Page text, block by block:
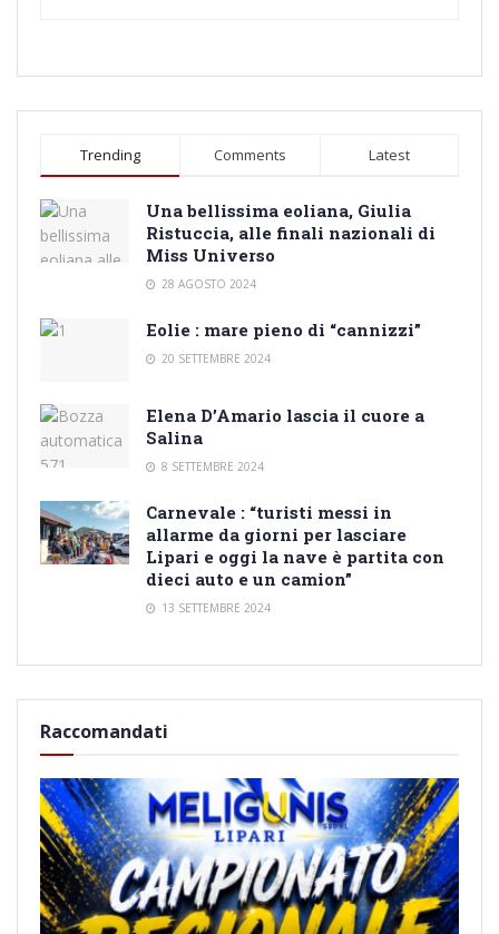
Trending Comments Latest
Una bellissima eoliana, Giulia
Ristuccia, alle finali nazionali di
Miss Universo
28 AGOSTO 2024
Eolie : mare pieno di “cannizzi”
20 SETTEMBRE 2024
Elena D’Amario lascia il cuore a
Salina
8 SETTEMBRE 2024
Carnevale : “turisti messi in
allarme da giorni per lasciare
Lipari e oggi la nave è partita con
dieci auto e un camion”
13 SETTEMBRE 2024
Raccomandati